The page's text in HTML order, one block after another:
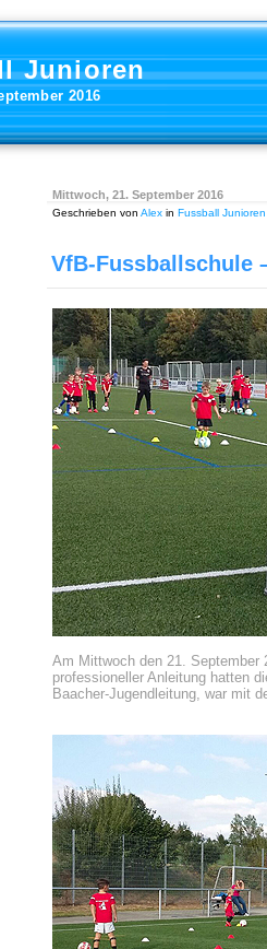
Junioren
2016
Mittwoch, 21. September 2016
Geschrieben von Alex in Fussball Junioren
VfB-Fussballschule
Am Mittwoch den 21. September
professioneller Anleitung hatten
Baacher-Jugendleitung, war mit